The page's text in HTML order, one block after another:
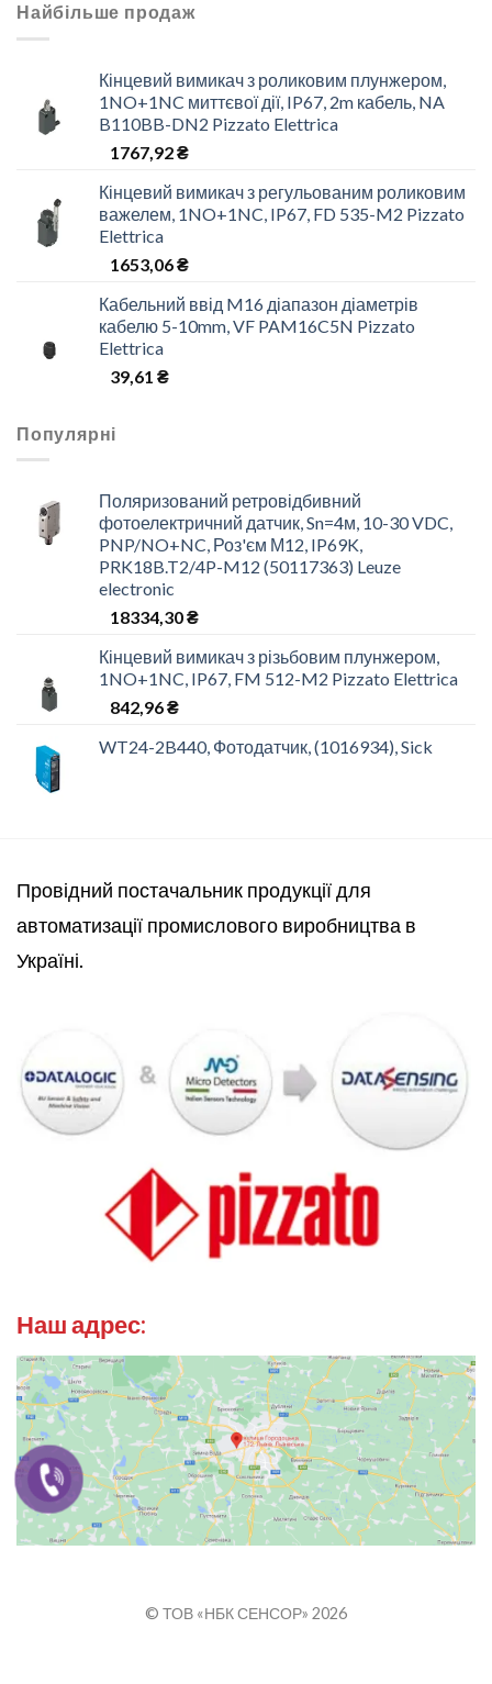
Найбільше продаж
Кінцевий вимикач з роликовим плунжером,
1NO+1NC миттєвої дії, IP67, 2m кабель, NA
B110BB-DN2 Pizzato Elettrica
1767,92₴
Кінцевий вимикач з регульованим роликовим
важелем, 1NO+1NC, IP67, FD 535-M2 Pizzato
Elettrica
1653,06₴
Кабельний ввід M16 діапазон діаметрів
кабелю 5-10mm, VF PAM16C5N Pizzato
Elettrica
39,61 ₴
Популярні
Поляризований ретровідбивний
фотоелектричний датчик, Sn=4м, 10-30 VDC,
PNP/NO+NC, Роз'єм М12, IP69K,
PRK18B.T2/4P-M12 (50117363) Leuze
electronic
18334,30₴
Кінцевий вимикач з різьбовим плунжером,
1NO+1NC, IP67, FM 512-M2 Pizzato Elettrica
842,96₴
WT24-2B440, Фотодатчик, (1016934), Sick
Провідний постачальник продукції для
автоматизації промислового виробництва в
Україні.
Наш адрес:
© ТОВ «НБК СЕНСОР» 2026